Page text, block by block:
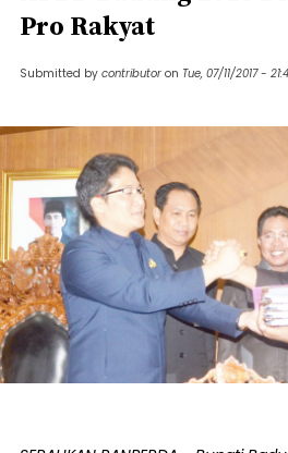
Pro Rakyat
Submitted by contributor on Tue, 07/11/2017 -